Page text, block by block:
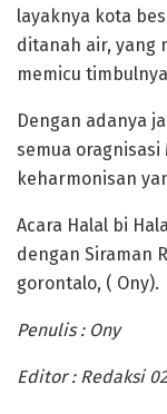
layaknya kota
ditanah air, yang
memicu
Dengan adanya
semua
keharmonisan
Acara Halal bi
dengan Siraman
gorontalo, ( Ony).
Penulis : Ony
Editor : Redaksi 02